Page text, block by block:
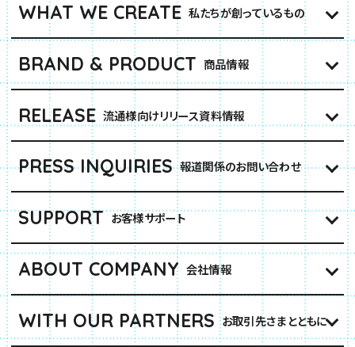
WHAT WE CREATE 私たちが創っているもの
BRAND & PRODUCT 商品情報
RELEASE 流通様向けリリース資料情報
PRESS INQUIRIES 報道関係のお問い合わせ
SUPPORT お客様サポート
ABOUT COMPANY 会社情報
WITH OUR PARTNERS お取引先さまとともに